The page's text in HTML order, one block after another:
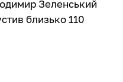
Зеленський
близько 110